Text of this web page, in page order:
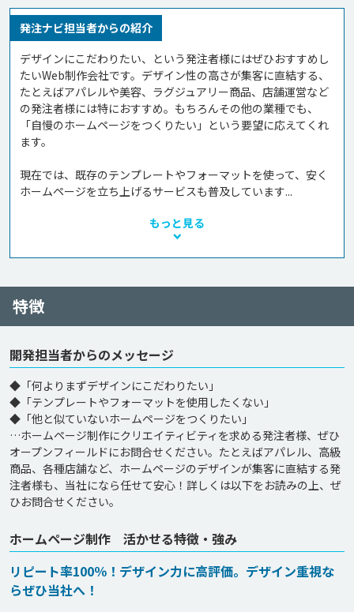
発注ナビ担当者からの紹介
デザインにこだわりたい、という発注者様にはぜひおすすめし
たいWeb制作会社です。デザイン性の高さが集客に直結する、
たとえばアパレルや美容、ラグジュアリー商品、店舗運営など
の発注者様には特におすすめ。もちろんその他の業種でも、
「自慢のホームページをつくりたい」という要望に応えてくれ
ます。
現在では、既存のテンプレートやフォーマットを使って、安く
ホームページを立ち上げるサービスも普及しています...
もっと見る
特徴
開発担当者からのメッセージ
◆「何よりまずデザインにこだわりたい」
◆「テンプレートやフォーマットを使用したくない」
◆「他と似ていないホームページをつくりたい」
…ホームページ制作にクリエイティビティを求める発注者様、ぜひ
オープンフィールドにお問合せください。たとえばアパレル、高級
商品、各種店舗など、ホームページのデザインが集客に直結する発
注者様も、当社になら任せて安心！詳しくは以下をお読みの上、ぜ
ひお問合せください。
ホームページ制作 活かせる特徴・強み
リピート率100％！デザイン力に高評価。デザイン重視な
らぜひ当社へ！